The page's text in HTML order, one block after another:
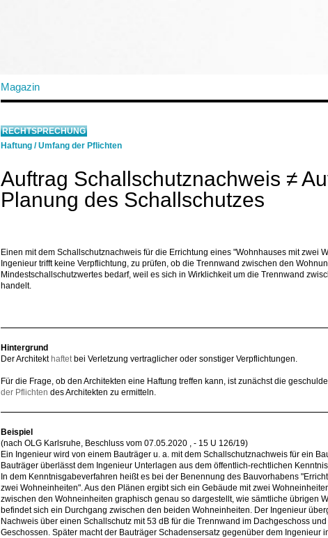
Magazin
RECHTSPRECHUNG
Haftung /Umfang der Pflichten
Auftrag Schallschutznachweis ≠
Planung des Schallschutzes
Einen mit dem Schallschutznachweis für die Errichtung eines "Wohnhauses mit zwei
Ingenieur trifft keine Verpflichtung, zu prüfen, ob die Trennwand zwischen den
Mindestschallschutzwertes bedarf, weil es sich in Wirklichkeit um die Trennwand
handelt.
Hintergrund
Der Architekt haftetbei Verletzung vertraglicher oder sonstiger Verpflichtungen.
Für die Frage, ob den Architekten eine Haftung treffen kann, ist zunächst die
der Pflichten des Architekten zu ermitteln.
Beispiel
(nach OLG Karlsruhe, Beschluss vom 07.05.2020 , - 15 U 126/19)
Ein Ingenieur wird von einem Bauträger u. a. mit dem Schallschutznachweis für ein
Bauträger überlässt dem Ingenieur Unterlagen aus dem öffentlich-rechtlichen
In dem Kenntnisgabeverfahren heißt es bei der Benennung des Bauvorhabens
zwei Wohneinheiten". Aus den Plänen ergibt sich ein Gebäude mit zwei
zwischen den Wohneinheiten graphisch genau so dargestellt, wie sämtliche übrigen
befindet sich ein Durchgang zwischen den beiden Wohneinheiten. Der Ingenieur
Nachweis über einen Schallschutz mit 53 dB für die Trennwand im Dachgeschoss
Geschossen. Später macht der Bauträger Schadensersatz gegenüber dem Ingenieur